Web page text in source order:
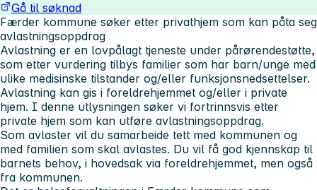
Gå til søknad
Færder kommune søker etter privathjem som kan påta seg
avlastningsoppdrag
Avlastning er en lovpålagt tjeneste under pårørendestøtte,
som etter vurdering tilbys familier som har barn/unge med
ulike medisinske tilstander og/eller funksjonsnedsettelser.
Avlastning kan gis i foreldrehjemmet og/eller i private
hjem. I denne utlysningen søker vi fortrinnsvis etter
private hjem som kan utføre avlastningsoppdrag.
Som avlaster vil du samarbeide tett med kommunen og
med familien som skal avlastes. Du vil få god kjennskap til
barnets behov, i hovedsak via foreldrehjemmet, men også
fra kommunen.